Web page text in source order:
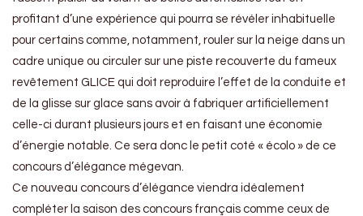
profitant d’une expérience qui pourra se révéler inhabituelle
pour certains comme, notamment, rouler sur la neige dans un
cadre unique ou circuler sur une piste recouverte du fameux
revêtement GLICE qui doit reproduire l’effet de la conduite et
de la glisse sur glace sans avoir à fabriquer artificiellement
celle-ci durant plusieurs jours et en faisant une économie
d’énergie notable. Ce sera donc le petit coté « écolo » de ce
concours d’élégance mégevan.
Ce nouveau concours d’élégance viendra idéalement
compléter la saison des concours français comme ceux de